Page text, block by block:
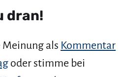
dran!
Meinung als Kommentar
oder stimme bei